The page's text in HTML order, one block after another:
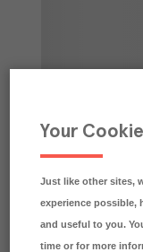
Your
Just like other sites,
experience possible,
and useful to you.
time or for more